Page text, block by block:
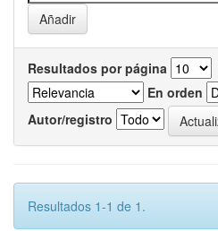
Resultados por página
En orden
Autor/registro
Resultados 1-1 de 1.